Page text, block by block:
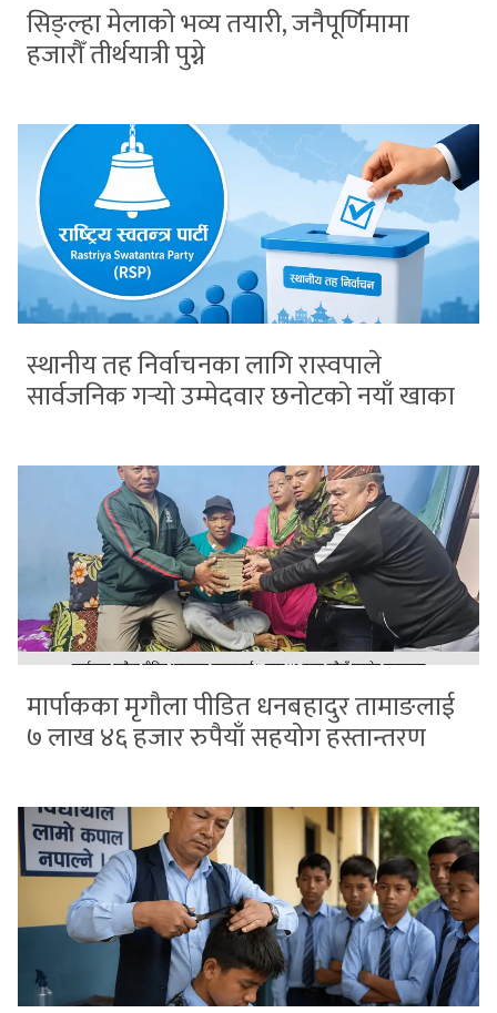
सिङ्ल्हा मेलाको भव्य तयारी, जनैपूर्णिमामा
हजारौँ तीर्थयात्री पुग्ने
स्थानीय तह निर्वाचनका लागि रास्वपाले
सार्वजनिक गर्‍यो उम्मेदवार छनोटको नयाँ खाका
मार्पाकका मृगौला पीडित धनबहादुर तामाङलाई
७ लाख ४६ हजार रुपैयाँ सहयोग हस्तान्तरण